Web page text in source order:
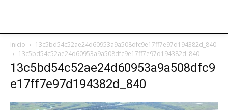
Inicio
13c5bd54c52ae24d60953a9a508dfc9e17ff7e97d194382d_840
13c5bd54c52ae24d60953a9a508dfc9e17ff7e97d194382d_840
13c5bd54c52ae24d60953a9a508dfc9
e17ff7e97d194382d_840